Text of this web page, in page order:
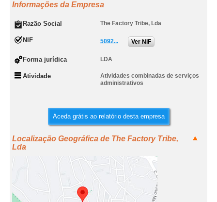
Informações da Empresa
Razão Social The Factory Tribe, Lda
NIF 5092... Ver NIF
Forma jurídica LDA
Atividade
Atividades combinadas de serviços
administrativos
Aceda grátis ao relatório desta empresa
Localização Geográfica de The Factory Tribe,
Lda